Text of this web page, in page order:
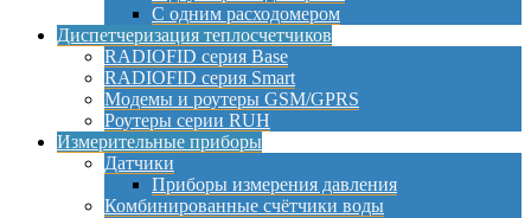
С одним расходомером
Диспетчеризация теплосчетчиков
RADIOFID серия Base
RADIOFID серия Smart
Модемы и роутеры GSM/GPRS
Роутеры серии RUH
Измерительные приборы
Датчики
Приборы измерения давления
Комбинированные счётчики воды